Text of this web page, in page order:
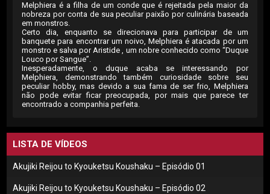
Melphiera é a filha de um conde que é rejeitada pela maior da
nobreza por conta de sua peculiar paixão por culinária baseada
em monstros.
Certo dia, enquanto se direcionava para participar de um
banquete para encontrar um noivo, Melphiera é atacada por um
monstro e salva por Aristide , um nobre conhecido como “Duque
Louco por Sangue”.
Inesperadamente, o duque acaba se interessando por
Melphiera, demonstrando também curiosidade sobre seu
peculiar hobby, mas devido a sua fama de ser frio, Melphiera
não pode evitar ficar preocupada, por mais que parece ter
encontrado a companhia perfeita.
LISTA DE VÍDEOS
Akujiki Reijou to Kyouketsu Koushaku – Episódio 01
Akujiki Reijou to Kyouketsu Koushaku – Episódio 02